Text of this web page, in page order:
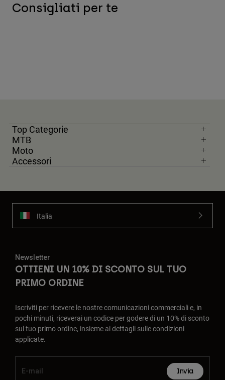
Consigliati per te
Top Categorie
MTB
Moto
Accessori
Italia
Newsletter
OTTIENI UN 10% DI SCONTO SUL TUO
PRIMO ORDINE
Iscriviti per ricevere le nostre comunicazioni commerciali e, in
pochi minuti, riceverai un codice per godere di un 10% di sconto
sul tuo primo ordine, insieme ai dettagli sulle condizioni
applicate.
Invia